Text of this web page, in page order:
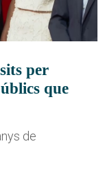
per
que
de